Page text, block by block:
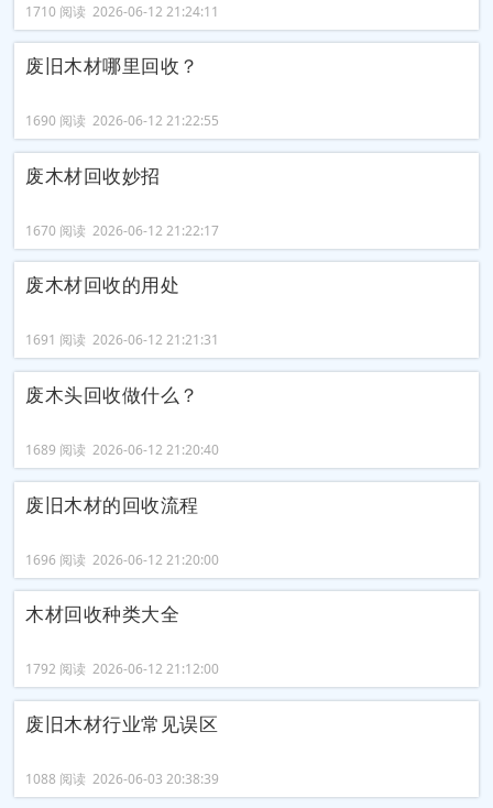
1710 阅读 2026-06-12 21:24:11
废旧木材哪里回收？
1690 阅读 2026-06-12 21:22:55
废木材回收妙招
1670 阅读 2026-06-12 21:22:17
废木材回收的用处
1691 阅读 2026-06-12 21:21:31
废木头回收做什么？
1689 阅读 2026-06-12 21:20:40
废旧木材的回收流程
1696 阅读 2026-06-12 21:20:00
木材回收种类大全
1792 阅读 2026-06-12 21:12:00
废旧木材行业常见误区
1088 阅读 2026-06-03 20:38:39